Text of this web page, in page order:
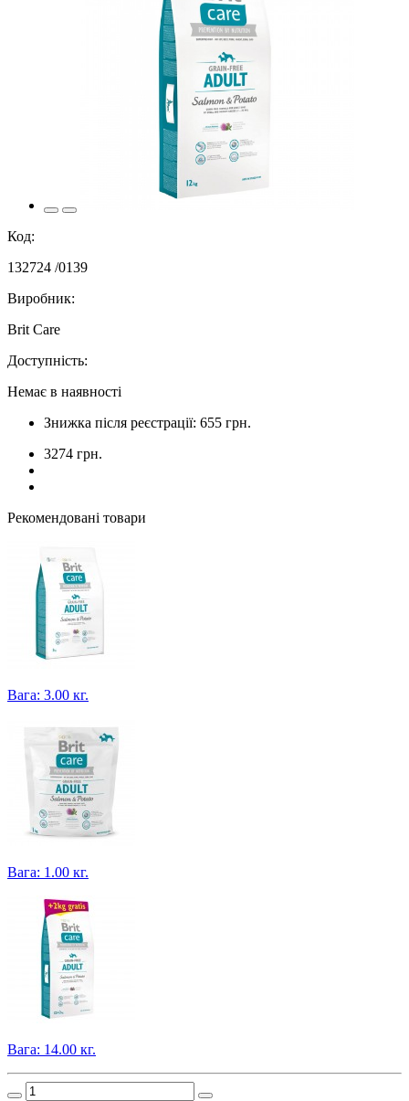
Код:
132724 /0139
Виробник:
Brit Care
Доступність:
Немає в наявності
Знижка після реєстрації: 655 грн.
3274 грн.
Рекомендовані товари
Вага: 3.00 кг.
Вага: 1.00 кг.
Вага: 14.00 кг.